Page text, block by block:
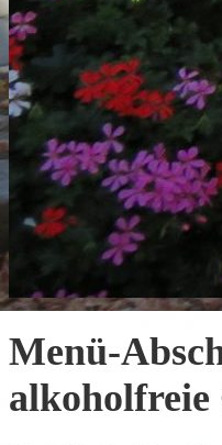
Menü-
alkoholfreie